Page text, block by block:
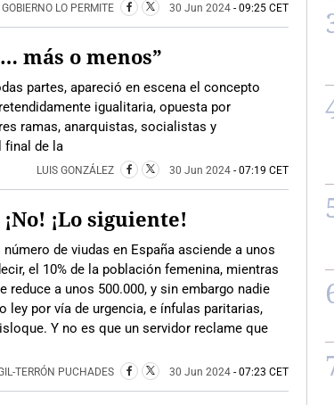
LO PERMITE 30 Jun 2024 - 09:25 CET
más o menos”
partes, apareció en escena el concepto
igualitaria, opuesta por
ramas, anarquistas, socialistas y
final de la
LUIS GONZÁLEZ 30 Jun 2024 - 07:19 CET
¡Lo siguiente!
de viudas en España asciende a unos
el 10% de la población femenina, mientras
reduce a unos 500.000, y sin embargo nadie
ley por vía de urgencia, e ínfulas paritarias,
Y no es que un servidor reclame que
TERRÓN PUCHADES 30 Jun 2024 - 07:23 CET